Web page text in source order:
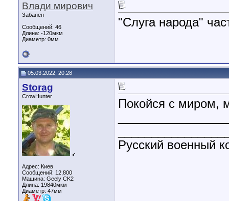
Влади мирович
Забанен
Сообщений: 46
Длина: -120мкм
Диаметр: 0мм
"Слуга народа"
05.03.2022, 20:28
Storag
CrowHunter
♂
Адрес: Киев
Сообщений: 12,800
Машина: Geely CK2
Длина: 19840мкм
Диаметр: 47мм
Покойся с миром,
Русский военный